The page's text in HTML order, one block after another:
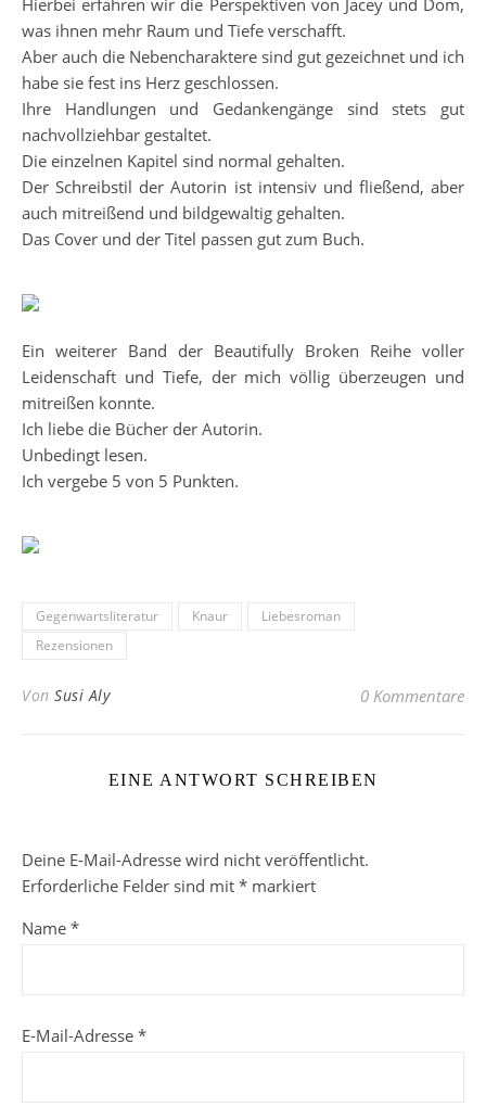
Hierbei erfahren wir die Perspektiven von Jacey und Dom,
was ihnen mehr Raum und Tiefe verschafft.
Aber auch die Nebencharaktere sind gut gezeichnet und ich
habe sie fest ins Herz geschlossen.
Ihre Handlungen und Gedankengänge sind stets gut
nachvollziehbar gestaltet.
Die einzelnen Kapitel sind normal gehalten.
Der Schreibstil der Autorin ist intensiv und fließend, aber
auch mitreißend und bildgewaltig gehalten.
Das Cover und der Titel passen gut zum Buch.
Ein weiterer Band der Beautifully Broken Reihe voller
Leidenschaft und Tiefe, der mich völlig überzeugen und
mitreißen konnte.
Ich liebe die Bücher der Autorin.
Unbedingt lesen.
Ich vergebe 5 von 5 Punkten.
Gegenwartsliteratur Knaur
Liebesroman
Rezensionen
Von Susi Aly 0 Kommentare
EINE ANTWORT SCHREIBEN
Deine E-Mail-Adresse wird nicht veröffentlicht.
Erforderliche Felder sind mit * markiert
Name *
E-Mail-Adresse *